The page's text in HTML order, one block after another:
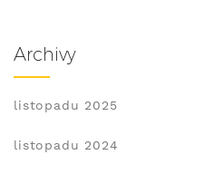
Archivy
listopadu 2025
listopadu 2024